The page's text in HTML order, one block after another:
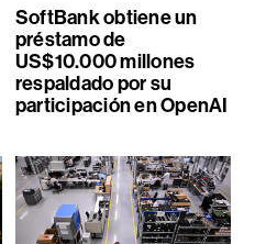
SoftBank obtiene un
préstamo de
US$10.000 millones
respaldado por su
participación en OpenAI